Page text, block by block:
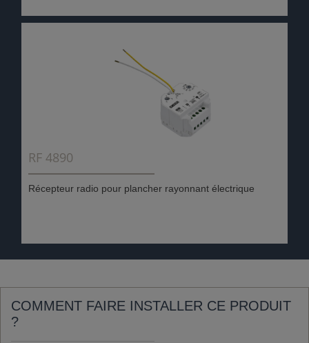
RF 4890
Récepteur radio pour plancher rayonnant électrique
COMMENT FAIRE INSTALLER CE PRODUIT
?